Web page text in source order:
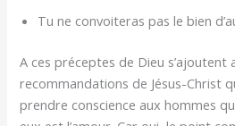
Tu ne convoiteras pas le bien
A ces préceptes de Dieu s’ajoutent
recommandations de Jésus-Christ
prendre conscience aux hommes